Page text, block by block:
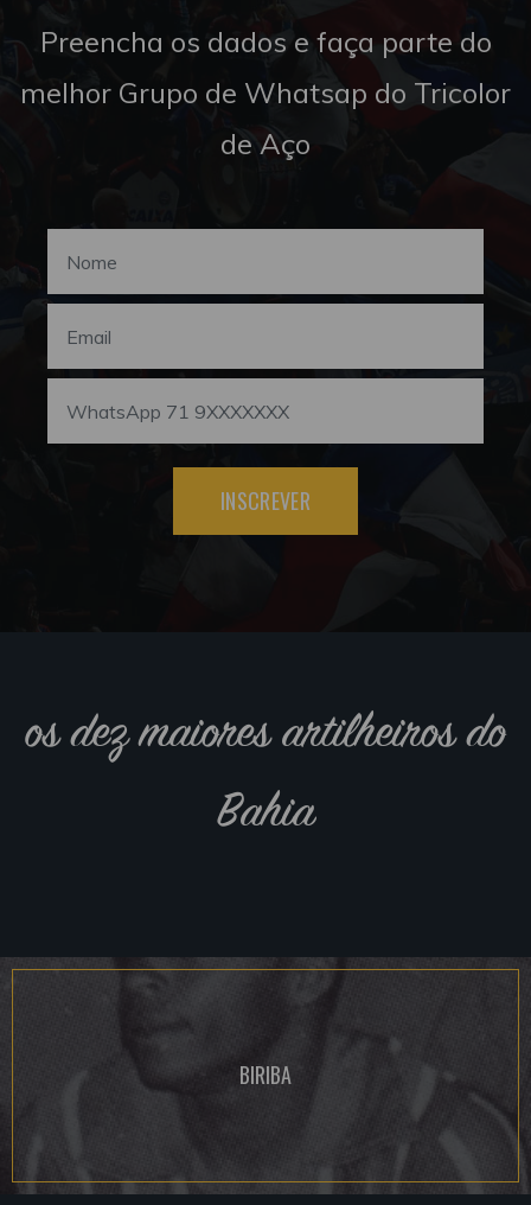
Preencha os dados e faça parte do
melhor Grupo de Whatsap do Tricolor
de Aço
INSCREVER
os dez maiores artilheiros do
Bahia
BIRIBA